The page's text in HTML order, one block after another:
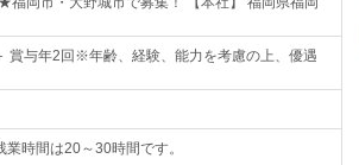
賞与年2回※年齢、経験、能力を考慮の上、優遇
時間は20～30時間です。